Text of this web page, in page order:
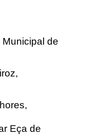
de
Eça de